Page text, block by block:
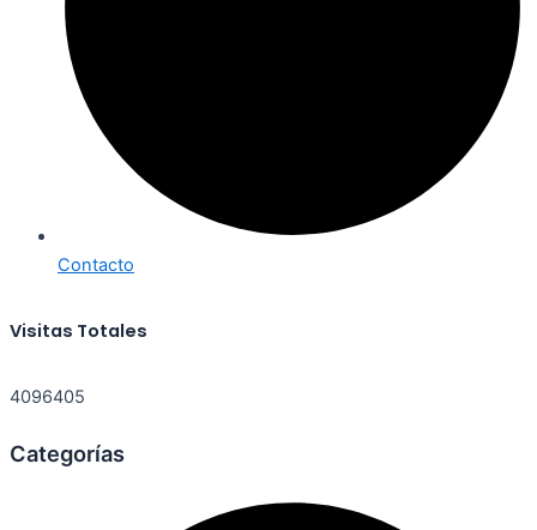
Contacto
Visitas Totales
4096405
Categorías